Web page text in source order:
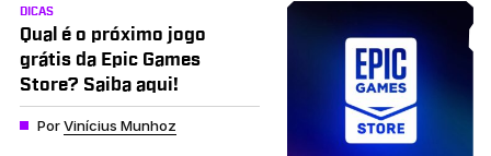
DICAS
Qual é o próximo jogo
grátis da Epic Games
Store? Saiba aqui!
PorVinícius Munhoz